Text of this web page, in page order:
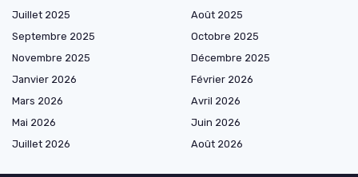
Juillet 2025
Août 2025
Septembre 2025
Octobre 2025
Novembre 2025
Décembre 2025
Janvier 2026
Février 2026
Mars 2026
Avril 2026
Mai 2026
Juin 2026
Juillet 2026
Août 2026